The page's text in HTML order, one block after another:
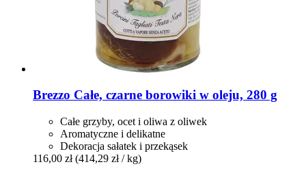
Brezzo Całe, czarne borowiki w oleju, 280 g
Całe grzyby, ocet i oliwa z oliwek
Aromatyczne i delikatne
Dekoracja sałatek i przekąsek
116,00 zł (414,29 zł / kg)